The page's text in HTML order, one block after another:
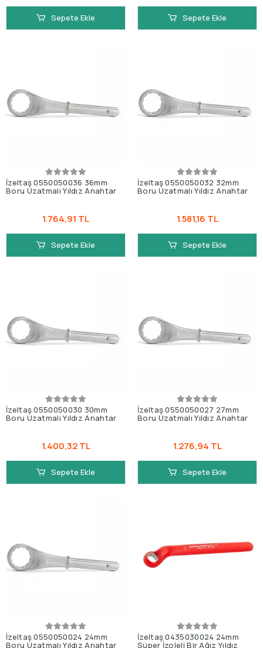
Sepete Ekle Sepete Ekle
İzeltaş 0550050036 36mm
Boru Uzatmalı Yıldız Anahtar
1.764,91 TL
Sepete Ekle
İzeltaş 0550050032 32mm
Boru Uzatmalı Yıldız Anahtar
1.581,16 TL
Sepete Ekle
İzeltaş 0550050030 30mm
Boru Uzatmalı Yıldız Anahtar
1.400,32 TL
Sepete Ekle
İzeltaş 0550050027 27mm
Boru Uzatmalı Yıldız Anahtar
1.276,94 TL
Sepete Ekle
İzeltaş 0550050024 24mm
Boru Uzatmalı Yıldız Anahtar
İzeltaş 0435030024 24mm
Süper İzoleli Bir Ağız Yıldız